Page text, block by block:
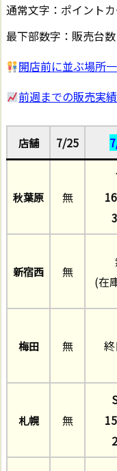
通常文字：ポイント
最下部数字：販売台数
開店前に並ぶ場所
前週までの販売実
店舗 7/25
秋葉原 無
新宿西 無
(在
梅田 無
札幌 無